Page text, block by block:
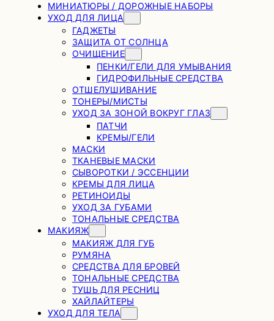
МИНИАТЮРЫ / ДОРОЖНЫЕ НАБОРЫ
УХОД ДЛЯ ЛИЦА
ГАДЖЕТЫ
ЗАЩИТА ОТ СОЛНЦА
ОЧИЩЕНИЕ
ПЕНКИ/ГЕЛИ ДЛЯ УМЫВАНИЯ
ГИДРОФИЛЬНЫЕ СРЕДСТВА
ОТШЕЛУШИВАНИЕ
ТОНЕРЫ/МИСТЫ
УХОД ЗА ЗОНОЙ ВОКРУГ ГЛАЗ
ПАТЧИ
КРЕМЫ/ГЕЛИ
МАСКИ
ТКАНЕВЫЕ МАСКИ
СЫВОРОТКИ / ЭССЕНЦИИ
КРЕМЫ ДЛЯ ЛИЦА
РЕТИНОИДЫ
УХОД ЗА ГУБАМИ
ТОНАЛЬНЫЕ СРЕДСТВА
МАКИЯЖ
МАКИЯЖ ДЛЯ ГУБ
РУМЯНА
СРЕДСТВА ДЛЯ БРОВЕЙ
ТОНАЛЬНЫЕ СРЕДСТВА
ТУШЬ ДЛЯ РЕСНИЦ
ХАЙЛАЙТЕРЫ
УХОД ДЛЯ ТЕЛА